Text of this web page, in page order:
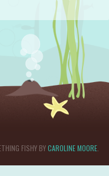
FISHY BYCAROLINE MOORE.